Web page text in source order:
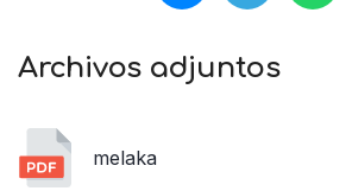
Archivos adjuntos
melaka